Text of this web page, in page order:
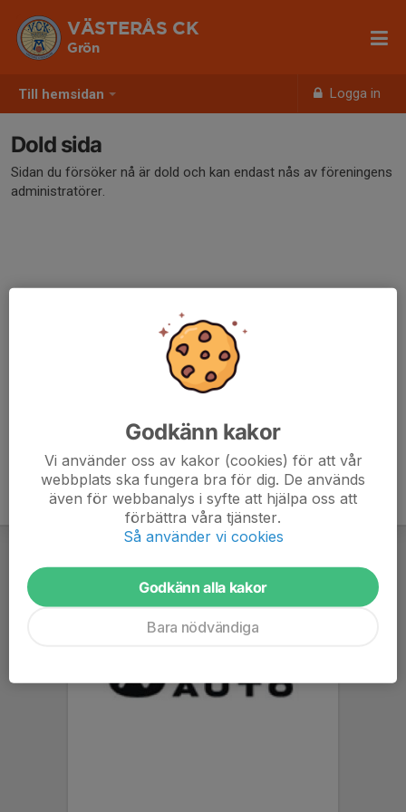
Till hemsidan Logga in
VÄSTERÅS CK
Grön
Dold sida
Sidan du försöker nå är dold och kan endast nås av föreningens
administratörer.
Godkänn kakor
Vi använder oss av kakor (cookies) för att vår
webbplats ska fungera bra för dig. De används
även för webbanalys i syfte att hjälpa oss att
förbättra våra tjänster.
Så använder vi cookies
Godkänn alla kakor
Bara nödvändiga